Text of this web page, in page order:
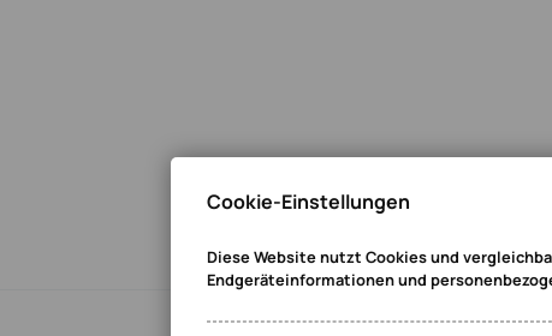
Cookie-Einstellungen
Diese Website nutzt Cookies und
Endgeräteinformationen und